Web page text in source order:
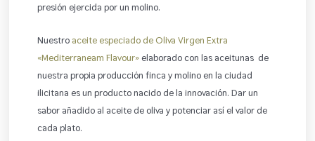
presión ejercida por un molino.
Nuestroaceite especiado de Oliva Virgen Extra
«Mediterraneam Flavour»elaborado con las aceitunas de
nuestra propia producción finca y molino en la ciudad
ilicitana es un producto nacido de la innovación. Dar un
sabor añadido al aceite de oliva y potenciar así el valor de
cada plato.